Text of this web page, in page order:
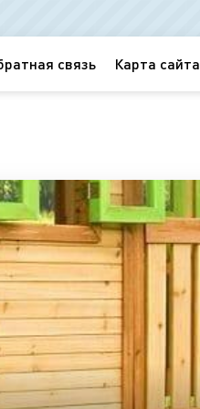
связь Карта сайта